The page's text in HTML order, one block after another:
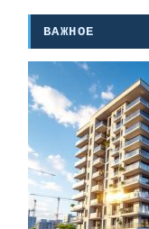
ВАЖНОЕ